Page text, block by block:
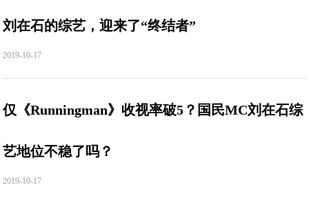
刘在石的综艺，迎来了“终结者”
2019-10-17
仅《Runningman》收视率破5？国民MC刘在石综
艺地位不稳了吗？
2019-10-17